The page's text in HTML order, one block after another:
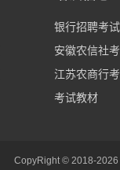
银行招聘考
安徽农信社
江苏农商行
考试教材
CopyRight © 2018-